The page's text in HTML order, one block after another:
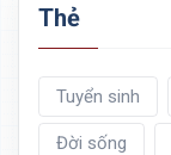
Thẻ
Tuyển sinh
Đời sống